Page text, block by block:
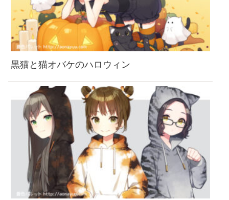
黒猫と猫オバケのハロウィン